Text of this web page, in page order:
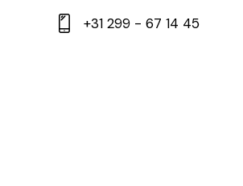
+31 299 - 67 14 45